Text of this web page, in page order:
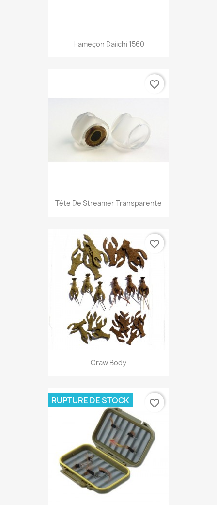
Hameçon Daiichi 1560
Tête De Streamer Transparente
favorite_border
Craw Body
favorite_border
RUPTURE DE STOCK favorite_border